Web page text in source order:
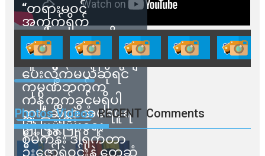
“တရားမဝင်
အကွက်ရိုက်
ရောင်းချမှုတွေကို
သက်ဆိုင်ရာတာဝန်ရှိ
သူတွေက ဂရန်တွေချ
ပေးလိုက်မယ်ဆိုရင်
ကုမ္ပဏီဘက်က
ကန့်ကွက်ခွင့်မရှိပါ
ဘူး” ဆိုတဲ့ အမရပူရ
မြို့ပြဖွံ့ဖြိုးရေး
စီမံကိန်း ဒါရိုက်တာ
ဦးဇော်ရဲဝင်းနဲ့ တွေ့ဆုံ
Photos Videos RECENT Comments